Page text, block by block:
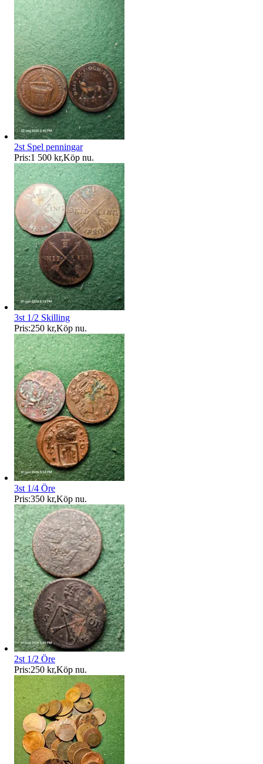
2st Spel penningar
Pris:1 500 kr,Köp nu.
3st 1/2 Skilling
Pris:250 kr,Köp nu.
3st 1/4 Öre
Pris:350 kr,Köp nu.
2st 1/2 Öre
Pris:250 kr,Köp nu.